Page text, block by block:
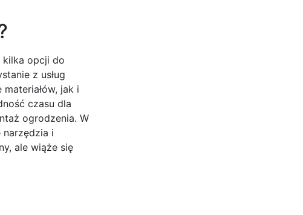
kilka opcji do
z usług
jak i
czasu dla
ogrodzenia. W
i
ale wiąże się